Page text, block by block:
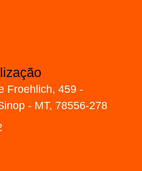
Froehlich, 459 -
- MT, 78556-278